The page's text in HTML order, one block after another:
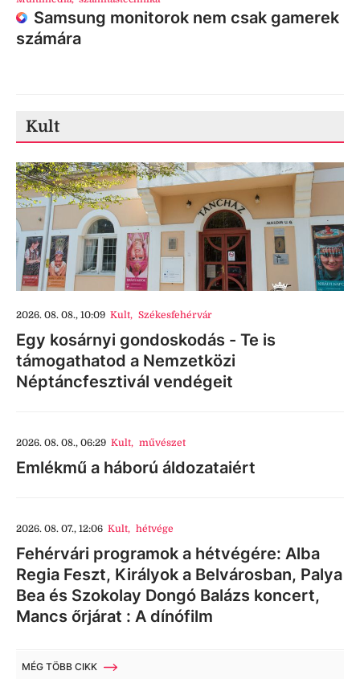
Samsung monitorok nem csak gamerek
számára
Kult
2026. 08. 08., 10:09 Kult, Székesfehérvár
Egy kosárnyi gondoskodás - Te is
támogathatod a Nemzetközi
Néptáncfesztivál vendégeit
2026. 08. 08., 06:29 Kult, művészet
Emlékmű a háború áldozataiért
2026. 08. 07., 12:06 Kult, hétvége
Fehérvári programok a hétvégére: Alba
Regia Feszt, Királyok a Belvárosban, Palya
Bea és Szokolay Dongó Balázs koncert,
Mancs őrjárat : A dínófilm
MÉG TÖBB CIKK